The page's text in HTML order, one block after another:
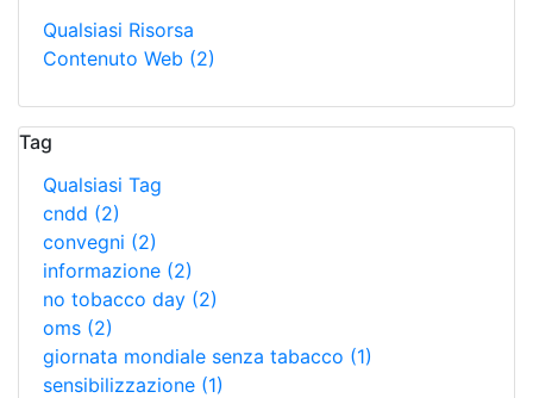
Qualsiasi Risorsa
Contenuto Web (2)
Tag
Qualsiasi Tag
cndd (2)
convegni (2)
informazione (2)
no tobacco day (2)
oms (2)
giornata mondiale senza tabacco (1)
sensibilizzazione (1)